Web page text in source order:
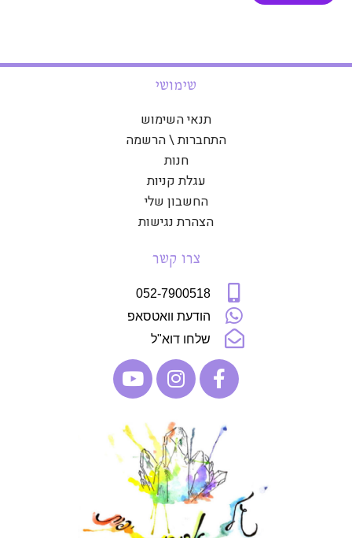
שימושי
תנאי השימוש
התחברות \ הרשמה
חנות
עגלת קניות
החשבון שלי
הצהרת נגישות
צרו קשר
052-7900518
הודעת וואטסאפ
שלחו דוא"ל